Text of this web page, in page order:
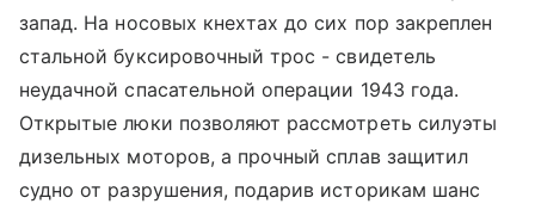
запад. На носовых кнехтах до сих пор закреплен
стальной буксировочный трос - свидетель
неудачной спасательной операции 1943 года.
Открытые люки позволяют рассмотреть силуэты
дизельных моторов, а прочный сплав защитил
судно от разрушения, подарив историкам шанс